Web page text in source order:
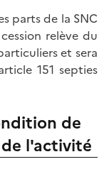
parts de la SNC
relève du
et sera
151 septies
de
l'activité